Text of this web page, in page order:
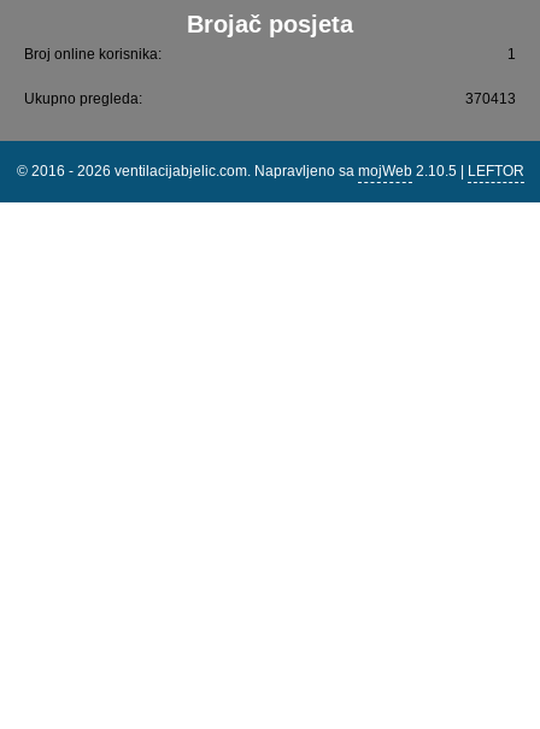
Brojač posjeta
Broj online korisnika: 1
Ukupno pregleda: 370413
© 2016 - 2026 ventilacijabjelic.com. Napravljeno sa mojWeb2.10.5 | LEFTOR